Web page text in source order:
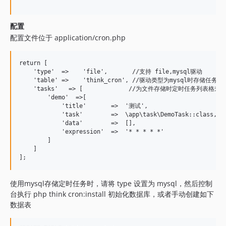
配置
配置文件位于 application/cron.php
return [
    'type'  =>    'file',       //支持 file,mysql驱动
'table' =>    'think_cron', //驱动类型为mysql时存储任务所
    'tasks'   => [             //为文件存储时定时任务列表格式
        'demo'  =>[
            'title'       =>  '测试',
            'task'        =>  \app\task\DemoTask::class,
            'data'        =>  [],
            'expression'  =>  '* * * * *'
使用mysql存储定时任务时，请将 type 设置为 mysql，然后控制
台执行 php think cron:install 初始化数据库，或者手动创建如下
数据表